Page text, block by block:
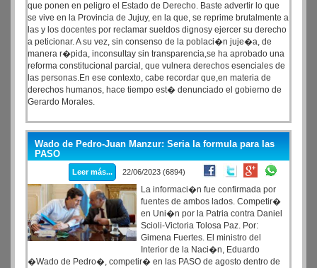
que ponen en peligro el Estado de Derecho. Baste advertir lo que
se vive en la Provincia de Jujuy, en la que, se reprime brutalmente a
las y los docentes por reclamar sueldos dignosy ejercer su derecho
a peticionar. A su vez, sin consenso de la poblaci�n juje�a, de
manera r�pida, inconsultay sin transparencia,se ha aprobado una
reforma constitucional parcial, que vulnera derechos esenciales de
las personas.En ese contexto, cabe recordar que,en materia de
derechos humanos, hace tiempo est� denunciado el gobierno de
Gerardo Morales.
Wado de Pedro-Juan Manzur: Seria la formula para las
PASO
Leer más... 22/06/2023 (6894)
La informaci�n fue confirmada por
fuentes de ambos lados. Competir�
en Uni�n por la Patria contra Daniel
Scioli-Victoria Tolosa Paz. Por:
Gimena Fuertes. El ministro del
Interior de la Naci�n, Eduardo
�Wado de Pedro�, competir� en las PASO de agosto dentro de